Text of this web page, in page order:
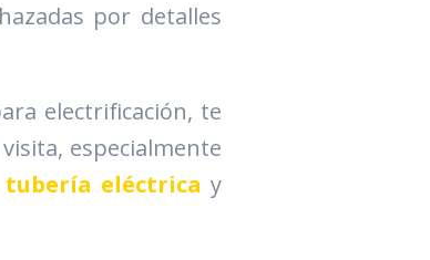
por detalles
electrificación, te
especialmente
tubería eléctrica y